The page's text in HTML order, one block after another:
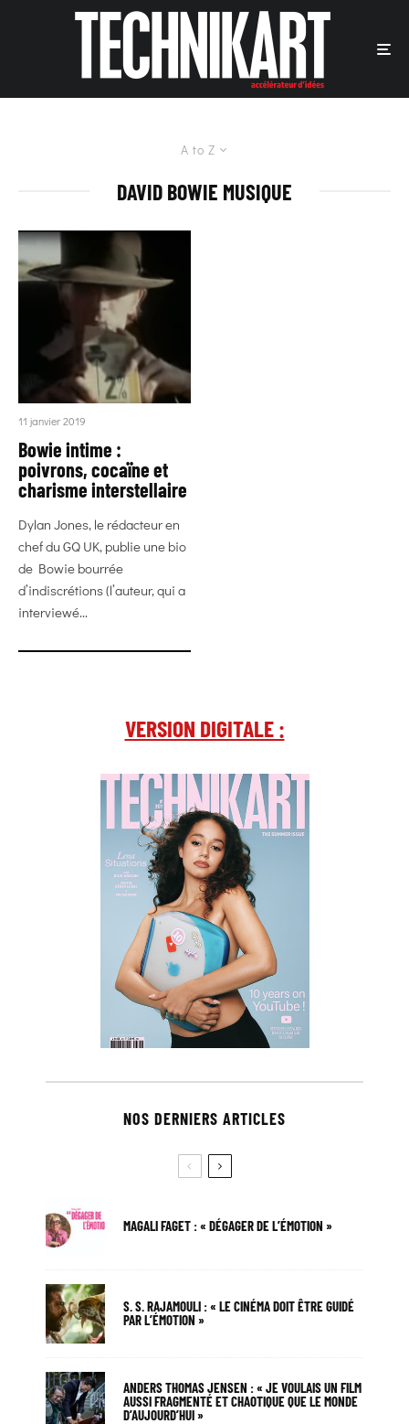
A to Z
DAVID BOWIE MUSIQUE
11 janvier 2019
Bowie intime :
poivrons, cocaïne et
charisme interstellaire
Dylan Jones, le rédacteur en
chef du GQ UK, publie une bio
de Bowie bourrée
d’indiscrétions (l’auteur, qui a
interviewé...
VERSION DIGITALE :
NOS DERNIERS ARTICLES
MAGALI FAGET : « DÉGAGER DE L’ÉMOTION »
S. S. RAJAMOULI : « LE CINÉMA DOIT ÊTRE GUIDÉ
PAR L’ÉMOTION »
ANDERS THOMAS JENSEN : « JE VOULAIS UN FILM
AUSSI FRAGMENTÉ ET CHAOTIQUE QUE LE MONDE
D’AUJOURD’HUI »